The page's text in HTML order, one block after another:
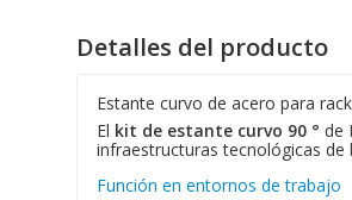
Detalles del producto
Estante curvo de acero para
El kit de estante curvo 90 ° de
infraestructuras tecnológicas de
Función en entornos de trabajo